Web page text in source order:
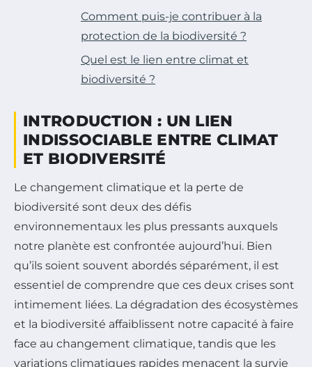
Comment puis-je contribuer à la
protection de la biodiversité ?
Quel est le lien entre climat et
biodiversité ?
INTRODUCTION : UN LIEN
INDISSOCIABLE ENTRE CLIMAT
ET BIODIVERSITÉ
Le changement climatique et la perte de
biodiversité sont deux des défis
environnementaux les plus pressants auxquels
notre planète est confrontée aujourd’hui. Bien
qu’ils soient souvent abordés séparément, il est
essentiel de comprendre que ces deux crises sont
intimement liées. La dégradation des écosystèmes
et la biodiversité affaiblissent notre capacité à faire
face au changement climatique, tandis que les
variations climatiques rapides menacent la survie